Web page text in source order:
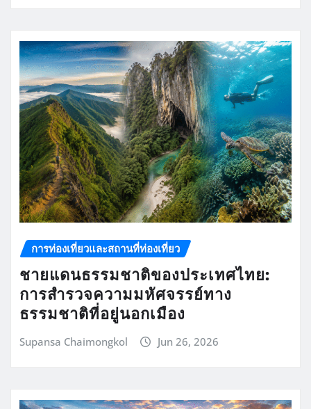
การท่องเที่ยวและสถานที่ท่องเที่ยว
ชายแดนธรรมชาติของประเทศไทย:
การสำรวจความมหัศจรรย์ทาง
ธรรมชาติที่อยู่นอกเมือง
Supansa Chaimongkol Jun 26, 2026